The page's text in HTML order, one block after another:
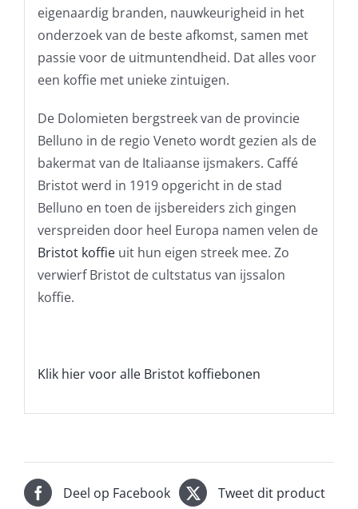
eigenaardig branden, nauwkeurigheid in het
onderzoek van de beste afkomst, samen met
passie voor de uitmuntendheid. Dat alles voor
een koffie met unieke zintuigen.
De Dolomieten bergstreek van de provincie
Belluno in de regio Veneto wordt gezien als de
bakermat van de Italiaanse ijsmakers. Caffé
Bristot werd in 1919 opgericht in de stad
Belluno en toen de ijsbereiders zich gingen
verspreiden door heel Europa namen velen de
Bristot koffieuit hun eigen streek mee. Zo
verwierf Bristot de cultstatus van ijssalon
koffie.
Klik hier voor alle Bristot koffiebonen
Deel op Facebook Tweet dit product